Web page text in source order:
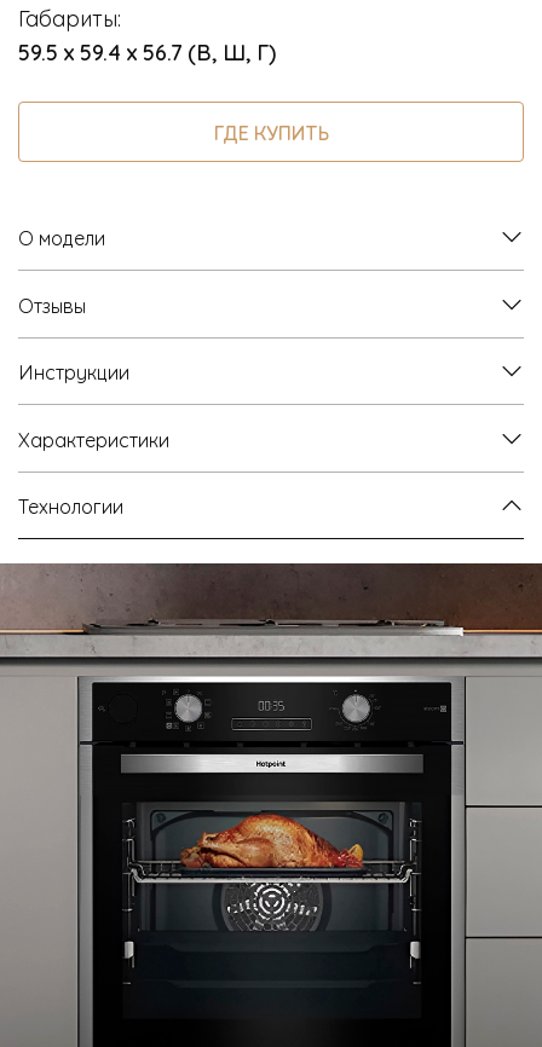
Габариты:
59.5 х 59.4 х 56.7 (В, Ш, Г)
ГДЕ КУПИТЬ
О модели
Отзывы
Инструкции
Характеристики
Технологии